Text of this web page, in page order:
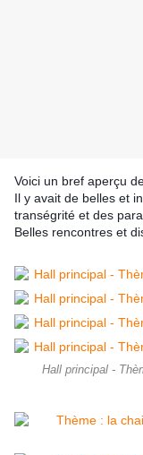
Voici un bref aperçu
Il y avait de belles et
transégrité et des
Belles rencontres et
Hall principal -